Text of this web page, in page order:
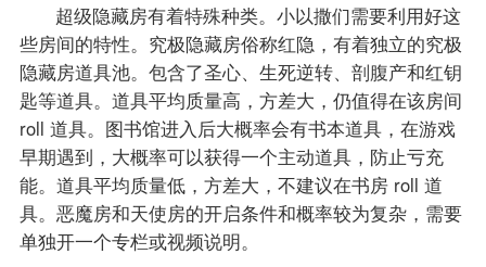
超级隐藏房有着特殊种类。小以撒们需要利用好这
些房间的特性。究极隐藏房俗称红隐，有着独立的究极
隐藏房道具池。包含了圣心、生死逆转、剖腹产和红钥
匙等道具。道具平均质量高，方差大，仍值得在该房间
roll 道具。图书馆进入后大概率会有书本道具，在游戏
早期遇到，大概率可以获得一个主动道具，防止亏充
能。道具平均质量低，方差大，不建议在书房 roll 道
具。恶魔房和天使房的开启条件和概率较为复杂，需要
单独开一个专栏或视频说明。